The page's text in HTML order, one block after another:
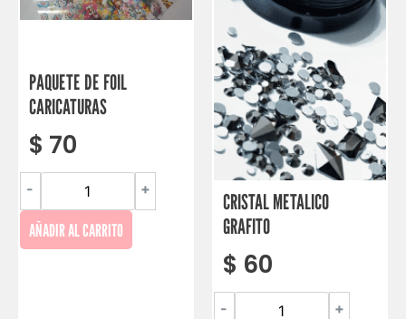
PAQUETE DE FOIL
CARICATURAS
$ 70
- +
AÑADIR AL CARRITO
CRISTAL METALICO
GRAFITO
$ 60
- +